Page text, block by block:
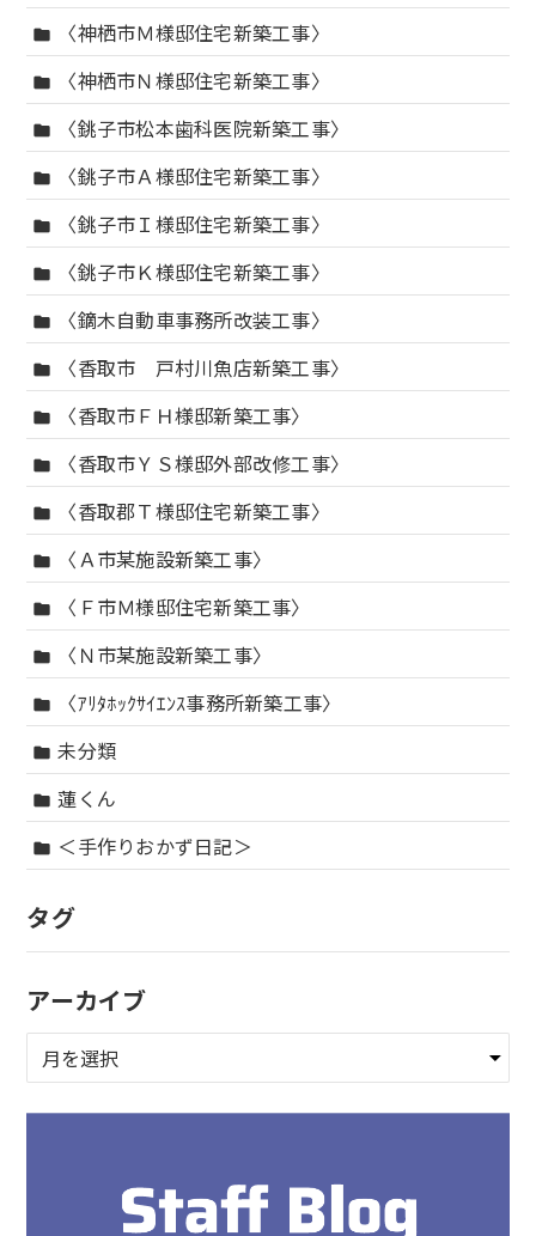
folder 〈神栖市Ｍ様邸住宅新築工事〉
folder 〈神栖市Ｎ様邸住宅新築工事〉
folder 〈銚子市松本歯科医院新築工事〉
folder 〈銚子市Ａ様邸住宅新築工事〉
folder 〈銚子市Ｉ様邸住宅新築工事〉
folder 〈銚子市Ｋ様邸住宅新築工事〉
folder 〈鏑木自動車事務所改装工事〉
folder 〈香取市 戸村川魚店新築工事〉
folder 〈香取市ＦＨ様邸新築工事〉
folder 〈香取市ＹＳ様邸外部改修工事〉
folder 〈香取郡Ｔ様邸住宅新築工事〉
folder 〈Ａ市某施設新築工事〉
folder 〈Ｆ市Ｍ様邸住宅新築工事〉
folder 〈Ｎ市某施設新築工事〉
folder 〈ｱﾘﾀﾎｯｸｻｲｴﾝｽ事務所新築工事〉
folder 未分類
folder 蓮くん
folder ＜手作りおかず日記＞
タグ
アーカイブ